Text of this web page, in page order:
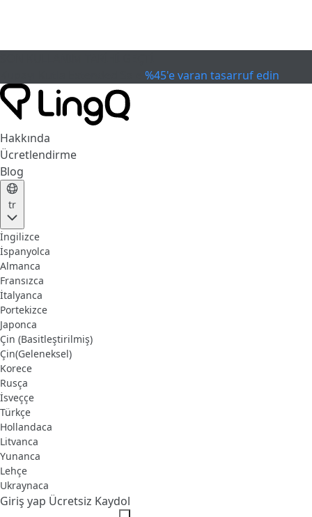
%45'e varan tasarruf edin
Hakkında
Ücretlendirme
Blog
tr
İngilizce
İspanyolca
Almanca
Fransızca
İtalyanca
Portekizce
Japonca
Çin (Basitleştirilmiş)
Çin(Geleneksel)
Korece
Rusça
İsveççe
Türkçe
Hollandaca
Litvanca
Yunanca
Lehçe
Ukraynaca
Giriş yap Ücretsiz Kaydol